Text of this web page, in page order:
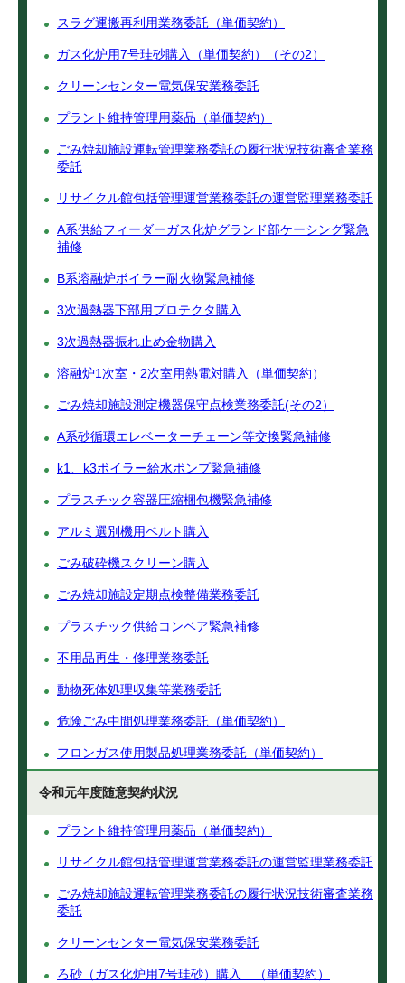
スラグ運搬再利用業務委託（単価契約）
ガス化炉用7号珪砂購入（単価契約）（その2）
クリーンセンター電気保安業務委託
プラント維持管理用薬品（単価契約）
ごみ焼却施設運転管理業務委託の履行状況技術審査業務
委託
リサイクル館包括管理運営業務委託の運営監理業務委託
A系供給フィーダーガス化炉グランド部ケーシング緊急
補修
B系溶融炉ボイラー耐火物緊急補修
3次過熱器下部用プロテクタ購入
3次過熱器振れ止め金物購入
溶融炉1次室・2次室用熱電対購入（単価契約）
ごみ焼却施設測定機器保守点検業務委託(その2）
A系砂循環エレベーターチェーン等交換緊急補修
k1、k3ボイラー給水ポンプ緊急補修
プラスチック容器圧縮梱包機緊急補修
アルミ選別機用ベルト購入
ごみ破砕機スクリーン購入
ごみ焼却施設定期点検整備業務委託
プラスチック供給コンベア緊急補修
不用品再生・修理業務委託
動物死体処理収集等業務委託
危険ごみ中間処理業務委託（単価契約）
フロンガス使用製品処理業務委託（単価契約）
令和元年度随意契約状況
プラント維持管理用薬品（単価契約）
リサイクル館包括管理運営業務委託の運営監理業務委託
ごみ焼却施設運転管理業務委託の履行状況技術審査業務
委託
クリーンセンター電気保安業務委託
ろ砂（ガス化炉用7号珪砂）購入 （単価契約）